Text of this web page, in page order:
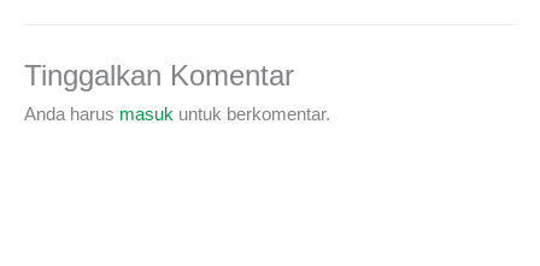
Tinggalkan Komentar
Anda harus masuk untuk berkomentar.